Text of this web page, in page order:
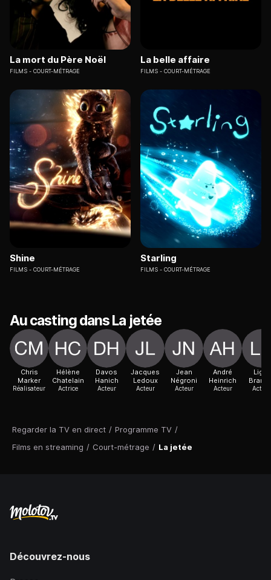
Regarder la TV en direct / Programme TV /
Films en streaming / Court-métrage / La jetée
La mort du Père Noël
FILMS COURT-MÉTRAGE
La belle affaire
FILMS COURT-MÉTRAGE
Shine
FILMS COURT-MÉTRAGE
Starling
FILMS COURT-MÉTRAGE
Au casting dans La jetée
Chris
Marker
Réalisateur
Hélène
Chatelain
Actrice
Davos
Hanich
Acteur
Jacques
Ledoux
Acteur
Jean
Négroni
Acteur
André
Heinrich
Acteur
Ligia
Acteur
Découvrez-nous